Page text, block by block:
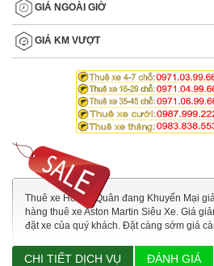
GIÁ NGOÀI GIỜ
GIÁ KM VƯỢT
Thuê xe Hoàng Quân đang Khuyến Mại
hàng thuê xe Aston Martin Siêu Xe. Giá
đặt xe của quý khách. Đặt càng sớm giá
CHI TIẾT DỊCH VỤ ĐÁNH GIÁ